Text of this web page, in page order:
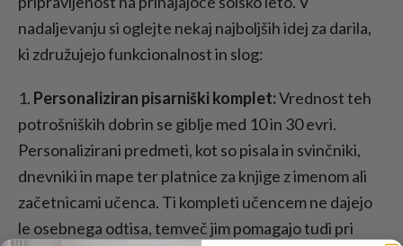
nadaljevanju si oglejte nekaj najboljših idej za darila,
ki združujejo funkcionalnost in slog:
1. Personaliziran pisarniški komplet:Vrednost teh
potrošniških dobrin se giblje med 10 in 30 evri.
Personalizirani predmeti, kot so pisala in svinčniki,
dnevniki in mape ter platnice za knjige z imenom ali
začetnicami učenca. Ti kompleti učencem ne dajejo
le osebnega odtisa, temveč jim pomagajo tudi pri